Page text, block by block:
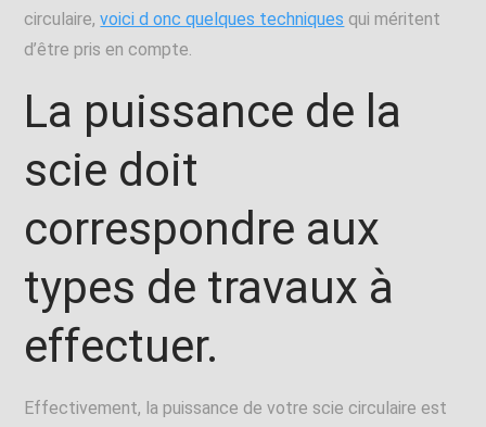
circulaire,voici d onc quelques techniques qui méritent
d’être pris en compte.
La puissance de la
scie doit
correspondre aux
types de travaux à
effectuer.
Effectivement, la puissance de votre scie circulaire est